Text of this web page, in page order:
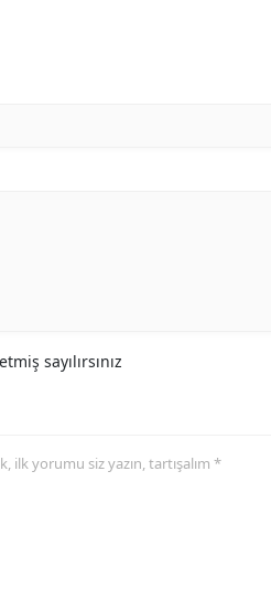
sayılırsınız
ilk yorumu siz yazın, tartışalım *